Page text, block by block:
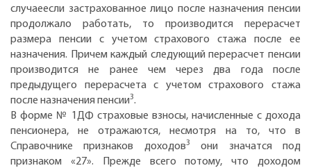
случаеесли застрахованное лицо после назначения пенсии
продолжало работать, то производится перерасчет
размера пенсии с учетом страхового стажа после ее
назначения. Причем каждый следующий перерасчет пенсии
производится не ранее чем через два года после
предыдущего перерасчета с учетом страхового стажа
после назначения пенсии3.
В форме № 1ДФ страховые взносы, начисленные с дохода
пенсионера, не отражаются, несмотря на то, что в
Справочнике признаков доходов3
они значатся под
признаком «27». Прежде всего потому, что доходом